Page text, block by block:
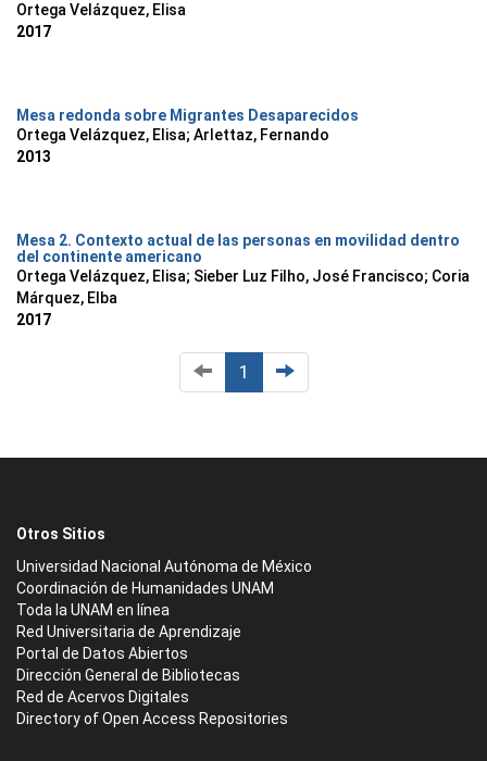
Ortega Velázquez, Elisa
2017
Mesa redonda sobre Migrantes Desaparecidos
Ortega Velázquez, Elisa; Arlettaz, Fernando
2013
Mesa 2. Contexto actual de las personas en movilidad dentro
del continente americano
Ortega Velázquez, Elisa; Sieber Luz Filho, José Francisco; Coria
Márquez, Elba
2017
1
Otros Sitios
Universidad Nacional Autónoma de México
Coordinación de Humanidades UNAM
Toda la UNAM en línea
Red Universitaria de Aprendizaje
Portal de Datos Abiertos
Dirección General de Bibliotecas
Red de Acervos Digitales
Directory of Open Access Repositories